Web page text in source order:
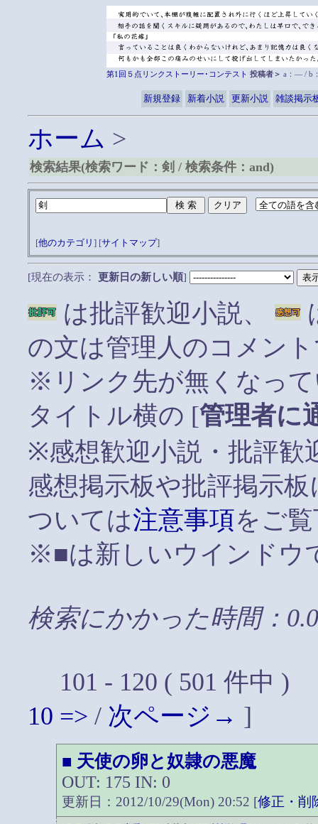
第1回５点リンクストーリー･コンテスト 投稿者＞ a：― / b
新規登録 新着小説 更新小説 雑談掲示
ホーム >
検索結果(検索ワード：剣 / 検索条件：and)
[他のカテゴリ] [サイトマップ]
[現在の表示： 更新日の新しい順]
は批評歓迎小説、
の文は管理人のコメン
※リンク先が無くなっ
タイトル横の [管理者に
※感想歓迎小説・批評歓
感想掲示板や批評掲示
ついては注意事項をご
※■は新しいウインドウ
検索にかかった時間：
101 - 120 ( 501 件中
10 => / 次ページ→ ]
■ 天使の卵と奴隷の悪魔
OUT: 175 IN: 0
更新日：2012/10/29(Mon) 20:52 [修正・削